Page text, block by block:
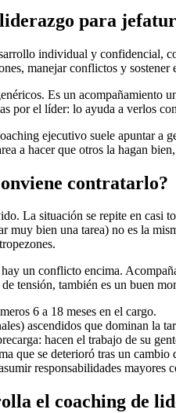
para
individual y confidencial,
manejar conflictos y sostener
Es un acompañamiento
por el líder: lo ayuda a verlos
ejecutivo suele apuntar
a hacer que otros la hagan
contratarlo?
La situación se repite en casi
bien una tarea) no es la
un conflicto encima.
tensión, también es un buen
6 a 18 meses en el cargo.
ascendidos que dominan la
hacen el trabajo de su
que se deterioró tras un cambio
responsabilidades mayores
el coaching de